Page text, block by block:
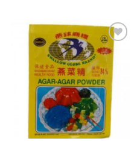
Zur
Wunschliste
hinzufügen